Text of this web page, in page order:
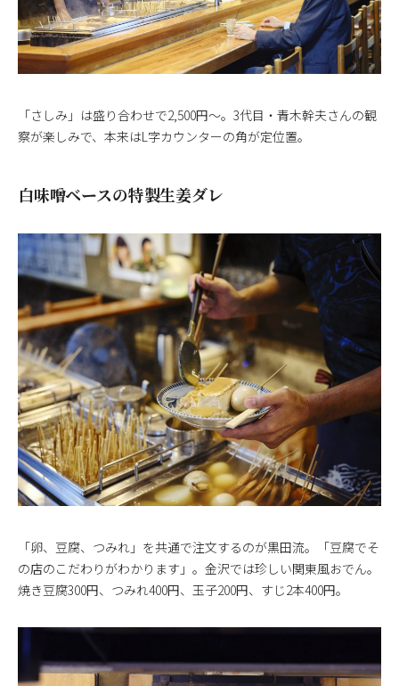
「さしみ」は盛り合わせで2,500円～。3代目・青木幹夫さんの観
察が楽しみで、本来はL字カウンターの角が定位置。
白味噌ベースの特製生姜ダレ
「卵、豆腐、つみれ」を共通で注文するのが黒田流。「豆腐でそ
の店のこだわりがわかります」。金沢では珍しい関東風おでん。
焼き豆腐300円、つみれ400円、玉子200円、すじ2本400円。